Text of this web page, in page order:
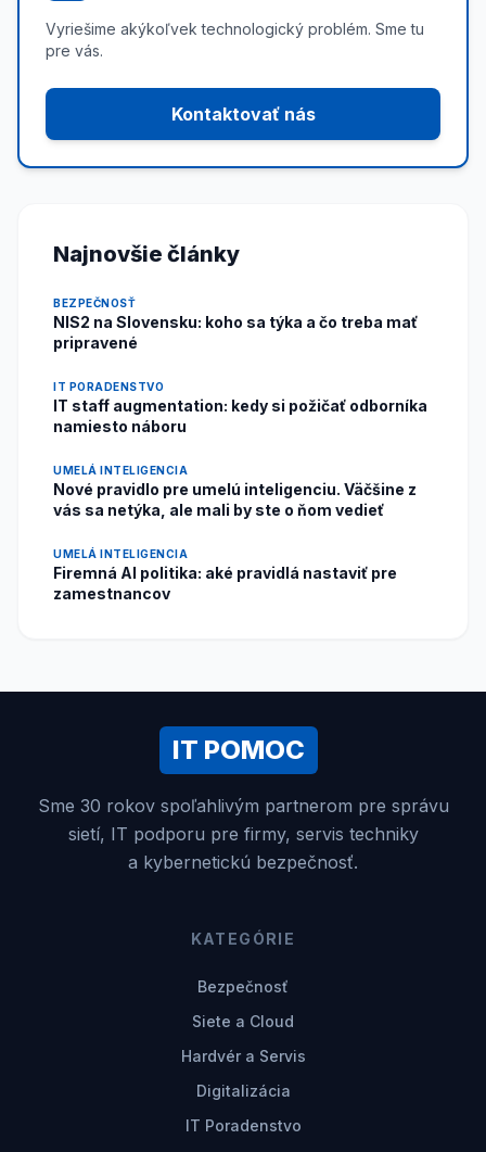
Vyriešime akýkoľvek technologický problém. Sme tu
pre vás.
Kontaktovať nás
Najnovšie články
BEZPEČNOSŤ
NIS2 na Slovensku: koho sa týka a čo treba mať
pripravené
IT PORADENSTVO
IT staff augmentation: kedy si požičať odborníka
namiesto náboru
UMELÁ INTELIGENCIA
Nové pravidlo pre umelú inteligenciu. Väčšine z
vás sa netýka, ale mali by ste o ňom vedieť
UMELÁ INTELIGENCIA
Firemná AI politika: aké pravidlá nastaviť pre
zamestnancov
IT POMOC
Sme 30 rokov spoľahlivým partnerom pre správu
sietí, IT podporu pre firmy, servis techniky
a kybernetickú bezpečnosť.
KATEGÓRIE
Bezpečnosť
Siete a Cloud
Hardvér a Servis
Digitalizácia
IT Poradenstvo